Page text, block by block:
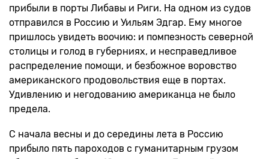
прибыли в порты Либавы и Риги. На одном из судов
отправился в Россию и Уильям Эдгар. Ему многое
пришлось увидеть воочию: и помпезность северной
столицы и голод в губерниях, и несправедливое
распределение помощи, и безбожное воровство
американского продовольствия еще в портах.
Удивлению и негодованию американца не было
предела.
С начала весны и до середины лета в Россию
прибыло пять пароходов с гуманитарным грузом